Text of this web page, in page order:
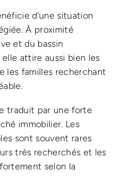
d’une situation
À proximité
et du bassin
attire aussi bien les
les familles recherchant
traduit par une forte
immobilier. Les
sont souvent rares
très recherchés et les
selon la